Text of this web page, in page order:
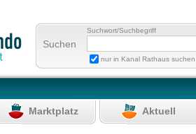
Suchen
Suchwort/Suchbegriff
nur in Kanal Rathaus suchen
Marktplatz Aktuell